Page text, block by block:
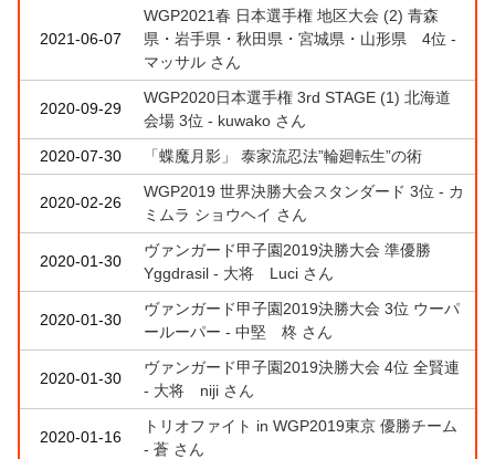
2021-06-07
WGP2021春 日本選手権 地区大会 (2) 青森
県・岩手県・秋田県・宮城県・山形県 4位 -
マッサル さん
2020-09-29
WGP2020日本選手権 3rd STAGE (1) 北海道
会場 3位 - kuwako さん
2020-07-30
「蝶魔月影」 泰家流忍法”輪廻転生”の術
2020-02-26
WGP2019 世界決勝大会スタンダード 3位 - カ
ミムラ ショウヘイ さん
2020-01-30
ヴァンガード甲子園2019決勝大会 準優勝
Yggdrasil - 大将 Luci さん
2020-01-30
ヴァンガード甲子園2019決勝大会 3位 ウーパ
ールーパー - 中堅 柊 さん
2020-01-30
ヴァンガード甲子園2019決勝大会 4位 全賢連
- 大将 niji さん
2020-01-16
トリオファイト in WGP2019東京 優勝チーム
- 蒼 さん